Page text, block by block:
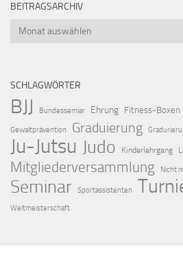
BEITRAGSARCHIV
Beitragsarchiv
SCHLAGWÖRTER
BJJ Bundessemiar Ehrung Fitness-Boxen
Gewaltprävention Graduierung
Ju-Jutsu Judo Kinderlehrgang
Mitgliederversammlung Nicht
Seminar Sportassistenten
Weltmeisterschaft